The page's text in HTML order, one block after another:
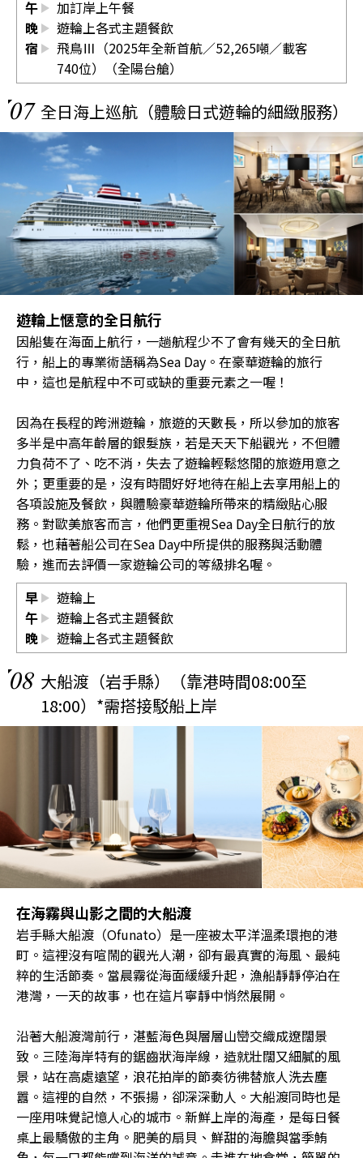
午
加訂岸上午餐
晚
遊輪上各式主題餐飲
宿
飛鳥Ⅲ（2025年全新首航／52,265噸／載客
740位）（全陽台艙）
07 全日海上巡航（體驗日式遊輪的細緻服務）
遊輪上愜意的全日航行
因船隻在海面上航行，一趟航程少不了會有幾天的全日航
行，船上的專業術語稱為Sea Day。在豪華遊輪的旅行
中，這也是航程中不可或缺的重要元素之一喔！
因為在長程的跨洲遊輪，旅遊的天數長，所以參加的旅客
多半是中高年齡層的銀髮族，若是天天下船觀光，不但體
力負荷不了、吃不消，失去了遊輪輕鬆悠閒的旅遊用意之
外；更重要的是，沒有時間好好地待在船上去享用船上的
各項設施及餐飲，與體驗豪華遊輪所帶來的精緻貼心服
務。對歐美旅客而言，他們更重視Sea Day全日航行的放
鬆，也藉著船公司在Sea Day中所提供的服務與活動體
驗，進而去評價一家遊輪公司的等級排名喔。
早
遊輪上
午
遊輪上各式主題餐飲
晚
遊輪上各式主題餐飲
08 大船渡（岩手縣）（靠港時間08:00至
18:00）*需搭接駁船上岸
在海霧與山影之間的大船渡
岩手縣大船渡（Ofunato）是一座被太平洋溫柔環抱的港
町。這裡沒有喧鬧的觀光人潮，卻有最真實的海風、最純
粹的生活節奏。當晨霧從海面緩緩升起，漁船靜靜停泊在
港灣，一天的故事，也在這片寧靜中悄然展開。
沿著大船渡灣前行，湛藍海色與層層山巒交織成遼闊景
致。三陸海岸特有的鋸齒狀海岸線，造就壯闊又細膩的風
景，站在高處遠望，浪花拍岸的節奏彷彿替旅人洗去塵
囂。這裡的自然，不張揚，卻深深動人。大船渡同時也是
一座用味覺記憶人心的城市。新鮮上岸的海產，是每日餐
桌上最驕傲的主角。肥美的扇貝、鮮甜的海膽與當季鮪